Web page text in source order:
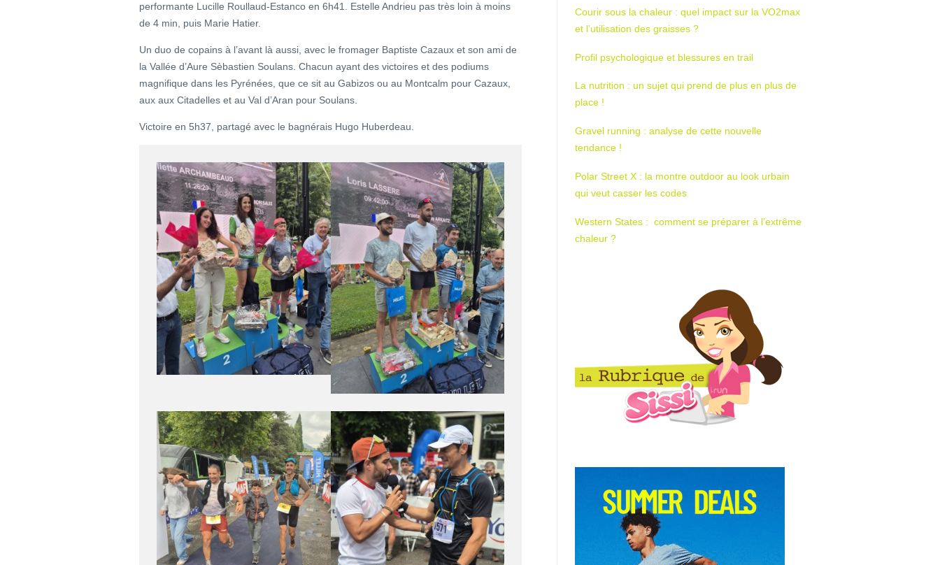
performante Lucille Roullaud-Estanco en 6h41. Estelle Andrieu pas très loin à moins
de 4 min, puis Marie Hatier.
Un duo de copains à l’avant là aussi, avec le fromager Baptiste Cazaux et son ami de
la Vallée d’Aure Sèbastien Soulans. Chacun ayant des victoires et des podiums
magnifique dans les Pyrénées, que ce sit au Gabizos ou au Montcalm pour Cazaux,
aux aux Citadelles et au Val d’Aran pour Soulans.
Victoire en 5h37, partagé avec le bagnérais Hugo Huberdeau.
Courir sous la chaleur : quel impact sur la VO2max
et l’utilisation des graisses ?
Profil psychologique et blessures en trail
La nutrition : un sujet qui prend de plus en plus de
place !
Gravel running : analyse de cette nouvelle
tendance !
Polar Street X : la montre outdoor au look urbain
qui veut casser les codes
Western States : comment se préparer à l’extrême
chaleur ?